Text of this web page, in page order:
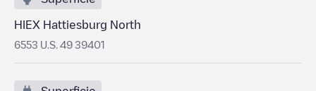
HIEX Hattiesburg North
6553 U.S. 49 39401